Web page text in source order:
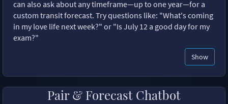
can also ask about any timeframe—up to one year—for a
custom transit forecast. Try questions like: "What's coming
in my love life next week?" or "Is July 12 a good day for my
exam?"
Show
Pair & Forecast Chatbot